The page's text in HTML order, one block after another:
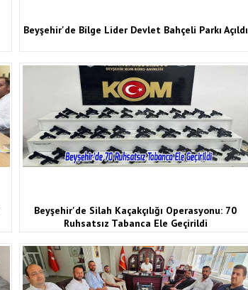
Beyşehir'de Bilge Lider Devlet Bahçeli Parkı Açıldı
Beyşehir'de Silah Kaçakçılığı Operasyonu: 70
Ruhsatsız Tabanca Ele Geçirildi